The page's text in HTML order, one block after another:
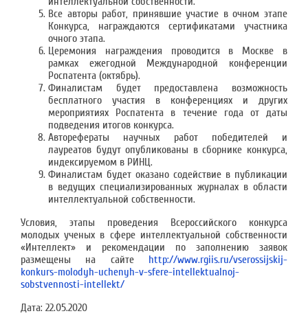
Все авторы работ, принявшие участие в очном этапе
Конкурса, награждаются сертификатами участника
очного этапа.
Церемония награждения проводится в Москве в
рамках ежегодной Международной конференции
Роспатента (октябрь).
Финалистам будет предоставлена возможность
бесплатного участия в конференциях и других
мероприятиях Роспатента в течение года от даты
подведения итогов конкурса.
Авторефераты научных работ победителей и
лауреатов будут опубликованы в сборнике конкурса,
индексируемом в РИНЦ.
Финалистам будет оказано содействие в публикации
в ведущих специализированных журналах в области
интеллектуальной собственности.
Условия, этапы проведения Всероссийского конкурса
молодых ученых в сфере интеллектуальной собственности
«Интеллект» и рекомендации по заполнению заявок
размещены на сайте http://www.rgiis.ru/vserossijskij-
konkurs-molodyh-uchenyh-v-sfere-intellektualnoj-
sobstvennosti-intellekt/
Дата: 22.05.2020